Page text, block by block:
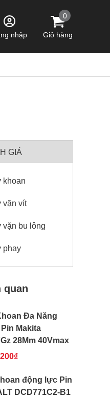
nhập
0
Giỏ hàng
GIÁ
khoan
vặn vít
bu lông
phay
quan
Đa Năng
Makita
28Mm 40Vmax
động lực Pin
DCD771C2-B1